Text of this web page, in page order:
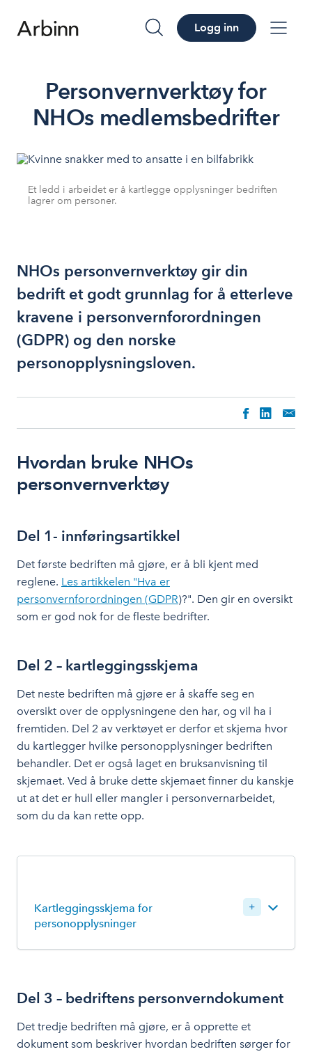
søk Logg inn
Personvernverktøy for
NHOs medlemsbedrifter
Et ledd i arbeidet er å kartlegge opplysninger bedriften
lagrer om personer.
NHOs personvernverktøy gir din
bedrift et godt grunnlag for å etterleve
kravene i personvernforordningen
(GDPR) og den norske
personopplysningsloven.
Hvordan bruke NHOs
personvernverktøy
Del 1- innføringsartikkel
Det første bedriften må gjøre, er å bli kjent med
reglene. Les artikkelen "Hva er
personvernforordningen (GDPR)?". Den gir en oversikt
som er god nok for de fleste bedrifter.
Del 2 – kartleggingsskjema
Det neste bedriften må gjøre er å skaffe seg en
oversikt over de opplysningene den har, og vil ha i
fremtiden. Del 2 av verktøyet er derfor et skjema hvor
du kartlegger hvilke personopplysninger bedriften
behandler. Det er også laget en bruksanvisning til
skjemaet. Ved å bruke dette skjemaet finner du kanskje
ut at det er hull eller mangler i personvernarbeidet,
som du da kan rette opp.
Kartleggingsskjema for
personopplysninger
Del 3 – bedriftens personverndokument
Det tredje bedriften må gjøre, er å opprette et
dokument som beskriver hvordan bedriften sørger for